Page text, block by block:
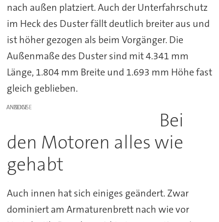
nach außen platziert. Auch der Unterfahrschutz
im Heck des Duster fällt deutlich breiter aus und
ist höher gezogen als beim Vorgänger. Die
Außenmaße des Duster sind mit 4.341 mm
Länge, 1.804 mm Breite und 1.693 mm Höhe fast
gleich geblieben.
ANZEIGE
Bei
den Motoren alles wie
gehabt
Auch innen hat sich einiges geändert. Zwar
dominiert am Armaturenbrett nach wie vor